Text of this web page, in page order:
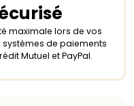
maximale lors de vos
de paiements
Mutuel et PayPal.